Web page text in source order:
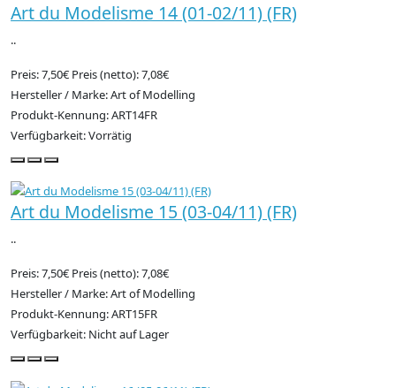
Art du Modelisme 14 (01-02/11) (FR)
..
Preis: 7,50€ Preis (netto): 7,08€
Hersteller / Marke: Art of Modelling
Produkt-Kennung: ART14FR
Verfügbarkeit: Vorrätig
Art du Modelisme 15 (03-04/11) (FR)
..
Preis: 7,50€ Preis (netto): 7,08€
Hersteller / Marke: Art of Modelling
Produkt-Kennung: ART15FR
Verfügbarkeit: Nicht auf Lager